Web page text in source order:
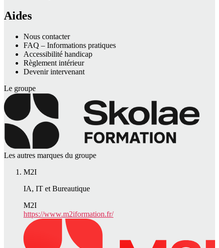
Aides
Nous contacter
FAQ – Informations pratiques
Accessibilité handicap
Règlement intérieur
Devenir intervenant
Le groupe
Les autres marques du groupe
M2I
IA, IT et Bureautique
M2I
https://www.m2iformation.fr/